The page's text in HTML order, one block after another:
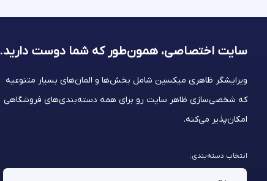
سایت اختصاصی، همون‌طور که شما دوست دارید.
ویرایشگر ظاهری میکسین شامل بخش‌ها و المان‌های بسیار متنوعیه
که شخصی‌سازی ظاهر سایت رو برای همه دسته‌بندی‌های فروشگاهی
امکان‌پذیر می‌کنه.
انتخاب دسته‌بندی: